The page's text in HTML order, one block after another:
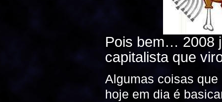
Pois bem… 2008
capitalista que
Algumas coisas
hoje em dia é